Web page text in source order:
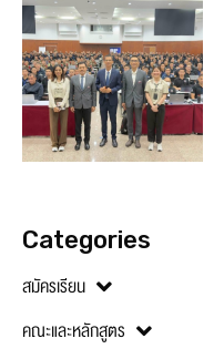
Categories
สมัครเรียน
คณะและหลักสูตร